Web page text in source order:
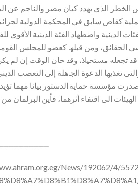
الخطر الذى يهدد كيان مصر والناجم عن
كقاض سابق فى المحكمة الدولية
واضطهاد الفئة الدينية الأقوى
الحقائق، ومن قبلها كعضو للمجلس
قد تجعله مستحيلا، وقد حان الوقت إن لم
تغذيها الدعوة الجاهلة إلى التعصب
مؤسسة حماية الدستور بيانا مهما تؤيد
الى اقتفاء أثرهما، فأين البرلمان
News/192062/4/